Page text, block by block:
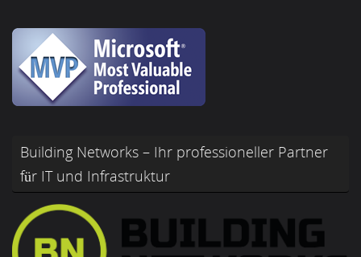
Building Networks – Ihr professioneller Partner
für IT und Infrastruktur